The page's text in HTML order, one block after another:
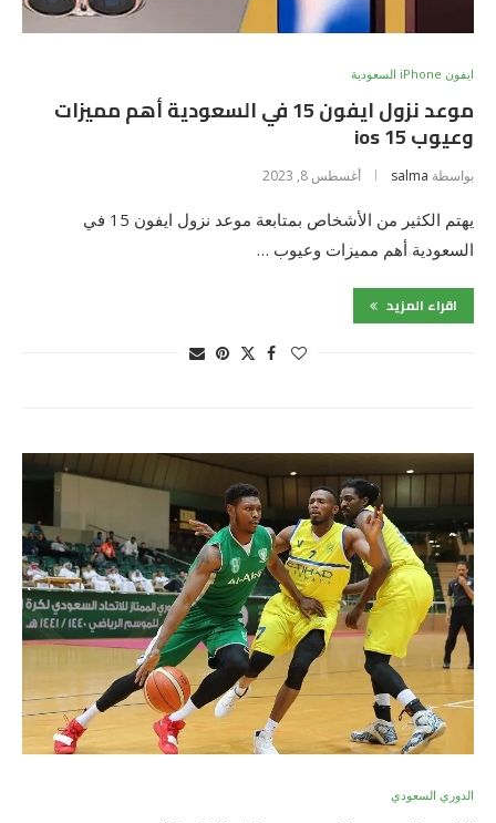
ايفون iPhone السعودية
موعد نزول ايفون 15 في السعودية أهم مميزات
وعيوب ios 15
بواسطة salma أغسطس 8, 2023
يهتم الكثير من الأشخاص بمتابعة موعد نزول ايفون 15 في
السعودية أهم مميزات وعيوب …
اقراء المزيد
الدوري السعودي